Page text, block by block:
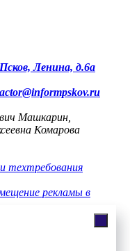
Ленина, д.6а
Машкарин,
Комарова
техтребования
рекламы в